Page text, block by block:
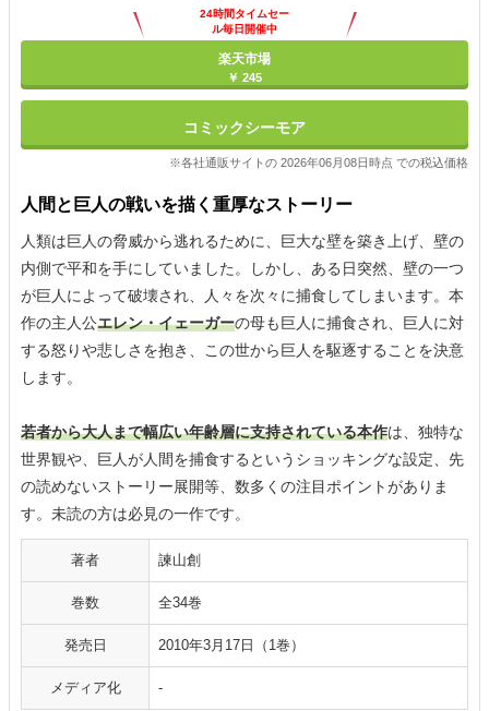
24時間タイムセー
ル毎日開催中
楽天市場
￥ 245
コミックシーモア
※各社通販サイトの 2026年06月08日時点 での税込価格
人間と巨人の戦いを描く重厚なストーリー
人類は巨人の脅威から逃れるために、巨大な壁を築き上げ、壁の
内側で平和を手にしていました。しかし、ある日突然、壁の一つ
が巨人によって破壊され、人々を次々に捕食してしまいます。本
作の主人公エレン・イェーガーの母も巨人に捕食され、巨人に対
する怒りや悲しさを抱き、この世から巨人を駆逐することを決意
します。
若者から大人まで幅広い年齢層に支持されている本作は、独特な
世界観や、巨人が人間を捕食するというショッキングな設定、先
の読めないストーリー展開等、数多くの注目ポイントがありま
す。未読の方は必見の一作です。
著者 諫山創
巻数 全34巻
発売日 2010年3月17日（1巻）
メディア化 -